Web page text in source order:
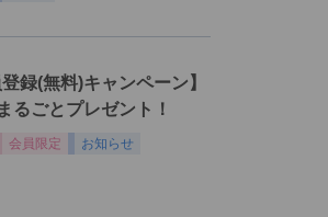
登録(無料)キャンペーン】
るごとプレゼント！
会員限定 お知らせ